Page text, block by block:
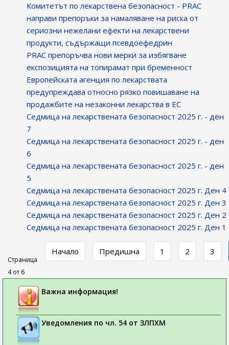
Комитетът по лекарствена безопасност - PRAC
направи препоръки за намаляване на риска от
сериозни нежелани ефекти на лекарствени
продукти, съдържащи псевдоефедрин
PRAC препоръчва нови мерки за избягване
експозицията на топирамат при бременност
Европейската агенция по лекарствата
предупреждава относно рязко повишаване на
продажбите на незаконни лекарства в ЕС
Седмица на лекарствената безопасност 2025 г. - ден
7
Седмица на лекарствената безопасност 2025 г. - ден
6
Седмица на лекарствената безопасност 2025 г. - ден
5
Седмица на лекарствената безопасност 2025 г. Ден 4
Седмица на лекарствената безопасност 2025 г. Ден 3
Седмица на лекарствената безопасност 2025 г. Ден 2
Седмица на лекарствената безопасност 2025 г. Ден 1
Страница
4 от 6
Начало Предишна 1 2 3
Важна информация!
Уведомления по чл. 54 от ЗЛПХМ